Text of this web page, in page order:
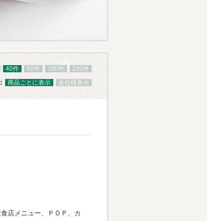
40件 60件 100件
200件
商品ごとに表示 全仕様表示
店メニュー、ＰＯＰ、カ